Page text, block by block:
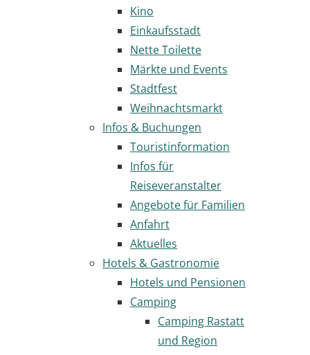
Kino
Einkaufsstadt
Nette Toilette
Märkte und Events
Stadtfest
Weihnachtsmarkt
Infos & Buchungen
Touristinformation
Infos für
Reiseveranstalter
Angebote für Familien
Anfahrt
Aktuelles
Hotels & Gastronomie
Hotels und Pensionen
Camping
Camping Rastatt
und Region